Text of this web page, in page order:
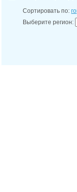
Сортировать по:
Выберите регион: